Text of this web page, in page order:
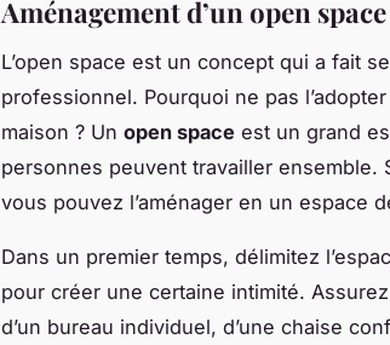
Aménagement d’un open
L’open space est un concept qui a fait
professionnel. Pourquoi ne pas
maison ? Un open space est un grand
personnes peuvent travailler ensemble.
vous pouvez l’aménager en un espace
Dans un premier temps, délimitez
pour créer une certaine intimité.
d’un bureau individuel, d’une chaise